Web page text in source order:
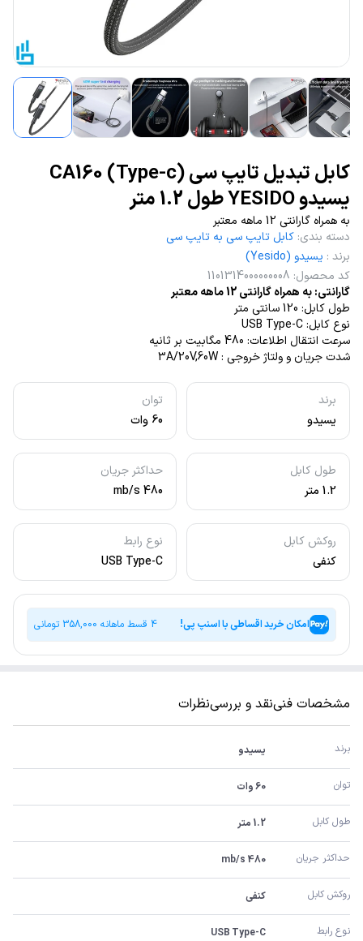
کابل تبدیل تایپ سی (Type-c) CA160
یسیدو YESIDO طول 1.2 متر
برند
یسیدو
توان
60 وات
طول کابل
1.2 متر
حداکثر جریان
480 mb/s
روکش کابل
کنفی
نوع رابط
USB Type-C
به همراه گارانتی 12 ماهه معتبر
دسته بندی: کابل تایپ سی به تایپ سی
برند : یسیدو (Yesido)
کد محصول:
1101314000000008
گارانتی: به همراه گارانتی 12 ماهه معتبر
طول کابل: 120 سانتی متر
نوع کابل: USB Type-C
سرعت انتقال اطلاعات: 480 مگابیت بر ثانیه
شدت جریان و ولتاژ خروجی : 3A/20V,60W
امکان خرید اقساطی با اسنپ پی! 4 قسط ماهانه 358,000 تومانی
مشخصات فنینقد و بررسینظرات
برند یسیدو
توان 60 وات
طول کابل 1.2 متر
حداکثر جریان 480 mb/s
روکش کابل کنفی
نوع رابط USB Type-C